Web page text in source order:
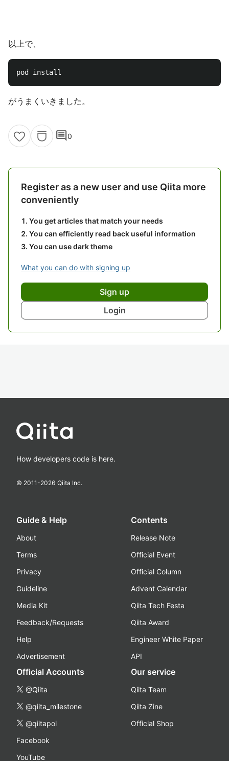
以上で、
がうまくいきました。
comment0
Register as a new user and use Qiita more
conveniently
You get articles that match your needs
You can efficiently read back useful information
You can use dark theme
What you can do with signing up
Sign up
Login
How developers code is here.
© 2011-2026 Qiita Inc.
Guide & Help
About
Terms
Privacy
Guideline
Media Kit
Feedback/Requests
Help
Advertisement
Contents
Release Note
Official Event
Official Column
Advent Calendar
Qiita Tech Festa
Qiita Award
Engineer White Paper
API
Official Accounts
@Qiita
@qiita_milestone
@qiitapoi
Facebook
YouTube
Our service
Qiita Team
Qiita Zine
Official Shop